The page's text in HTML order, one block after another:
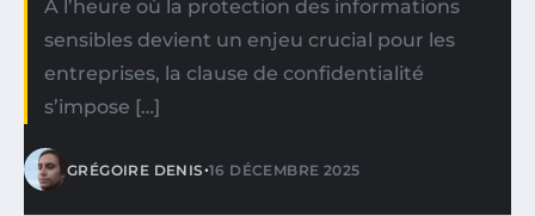
À l’heure où la protection des informations
sensibles devient un enjeu crucial pour les
entreprises, la clause de confidentialité
s’impose […]
GRÉGOIRE DENIS•16 DÉCEMBRE 2025